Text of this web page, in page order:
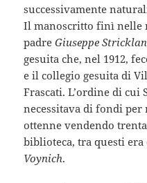
successivamente
Il manoscritto finì nelle
padreGiuseppe
gesuita che, nel 1912,
e il collegio gesuita di
Frascati. L’ordine di cui
necessitava di fondi
ottenne vendendo
biblioteca, tra questi era
Voynich.